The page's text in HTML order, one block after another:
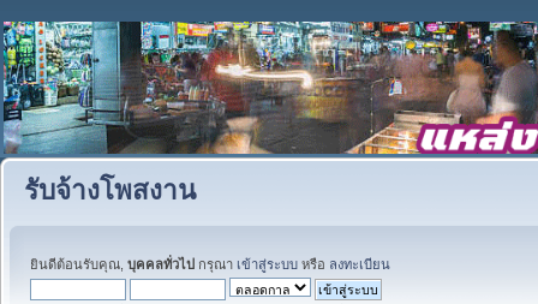
รับจ้างโพสงาน
ยินดีต้อนรับคุณ, บุคคลทั่วไป กรุณา เข้าสู่ระบบ หรือ ลงทะเบียน